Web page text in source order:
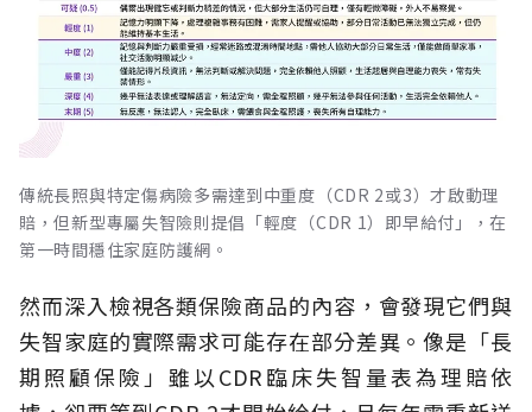
傳統長照與特定傷病險多需達到中重度（CDR 2或3）才啟動理
賠，但新型專屬失智險則提倡「輕度（CDR 1）即早給付」，在
第一時間穩住家庭防護網。
然而深入檢視各類保險商品的內容，會發現它們與
失智家庭的實際需求可能存在部分差異。像是「長
期照顧保險」雖以CDR臨床失智量表為理賠依